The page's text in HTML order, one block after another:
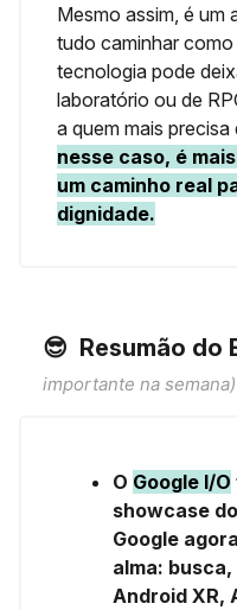
Mesmo assim, é um
tudo caminhar
tecnologia pode
laboratório ou de
a quem mais precisa
nesse caso, é
um caminho real
dignidade.
😎 Resumão do
importante na semana)
O Google I/O
showcase
Google
alma: busca,
Android XR,